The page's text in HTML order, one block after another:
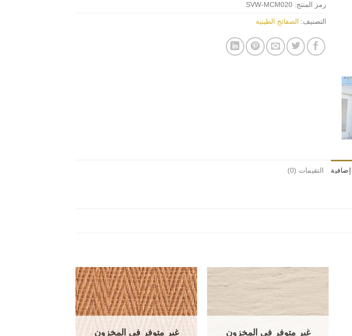
رمز المنتج: SVW-MCM020
التصنيف: الصفائح الطينية
التقيمات (0)
غير متوفر في المخزون غير متوفر في المخزون